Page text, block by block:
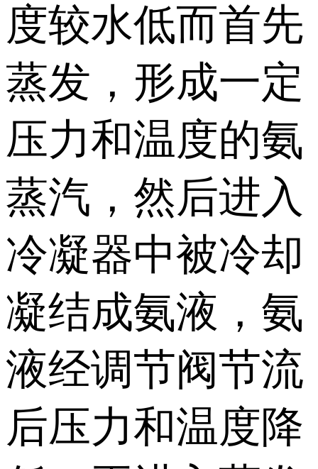
度较水低而首先
蒸发，形成一定
压力和温度的氨
蒸汽，然后进入
冷凝器中被冷却
凝结成氨液，氨
液经调节阀节流
后压力和温度降